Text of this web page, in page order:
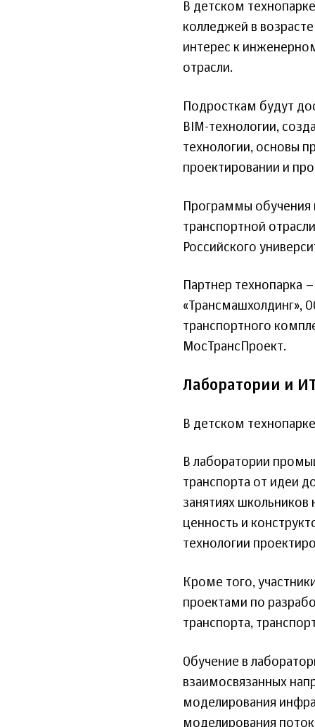
В детском
колледжей в
интерес к
отрасли.
Подросткам будут
BIM-технологии,
технологии, основы
проектировании и
Программы
транспортной
Российского
Партнер
«Трансмашхолдинг»,
транспортного
МосТрансПроект.
Лаборатории и
В детском
В лаборатории
транспорта от идеи
занятиях школьников
ценность и
технологии
Кроме того,
проектами по
транспорта,
Обучение в
взаимосвязанных
моделирования
моделирования